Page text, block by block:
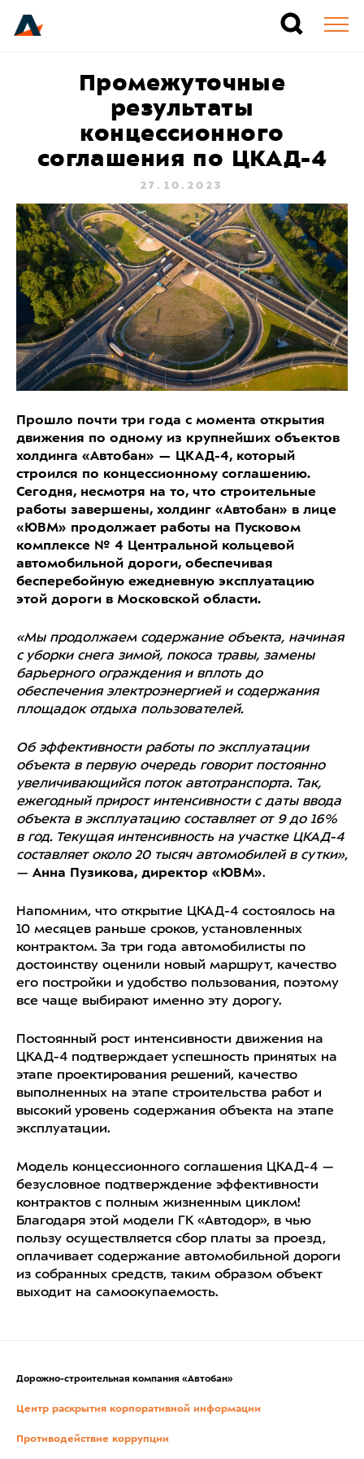
Промежуточные
результаты
концессионного
соглашения по ЦКАД-4
27.10.2023
Прошло почти три года с момента открытия
движения по одному из крупнейших объектов
холдинга «Автобан» — ЦКАД-4, который
строился по концессионному соглашению.
Сегодня, несмотря на то, что строительные
работы завершены, холдинг «Автобан» в лице
«ЮВМ» продолжает работы на Пусковом
комплексе № 4 Центральной кольцевой
автомобильной дороги, обеспечивая
бесперебойную ежедневную эксплуатацию
этой дороги в Московской области.
«Мы продолжаем содержание объекта, начиная
с уборки снега зимой, покоса травы, замены
барьерного ограждения и вплоть до
обеспечения электроэнергией и содержания
площадок отдыха пользователей.
Об эффективности работы по эксплуатации
объекта в первую очередь говорит постоянно
увеличивающийся поток автотранспорта. Так,
ежегодный прирост интенсивности с даты ввода
объекта в эксплуатацию составляет от 9 до 16%
в год. Текущая интенсивность на участке ЦКАД-4
составляет около 20 тысяч автомобилей в сутки»,
— Анна Пузикова, директор «ЮВМ».
Напомним, что открытие ЦКАД-4 состоялось на
10 месяцев раньше сроков, установленных
контрактом. За три года автомобилисты по
достоинству оценили новый маршрут, качество
его постройки и удобство пользования, поэтому
все чаще выбирают именно эту дорогу.
Постоянный рост интенсивности движения на
ЦКАД-4 подтверждает успешность принятых на
этапе проектирования решений, качество
выполненных на этапе строительства работ и
высокий уровень содержания объекта на этапе
эксплуатации.
Модель концессионного соглашения ЦКАД-4 —
безусловное подтверждение эффективности
контрактов с полным жизненным циклом!
Благодаря этой модели ГК «Автодор», в чью
пользу осуществляется сбор платы за проезд,
оплачивает содержание автомобильной дороги
из собранных средств, таким образом объект
выходит на самоокупаемость.
Дорожно-строительная компания «Автобан»
Центр раскрытия корпоративной информации
Противодействие коррупции